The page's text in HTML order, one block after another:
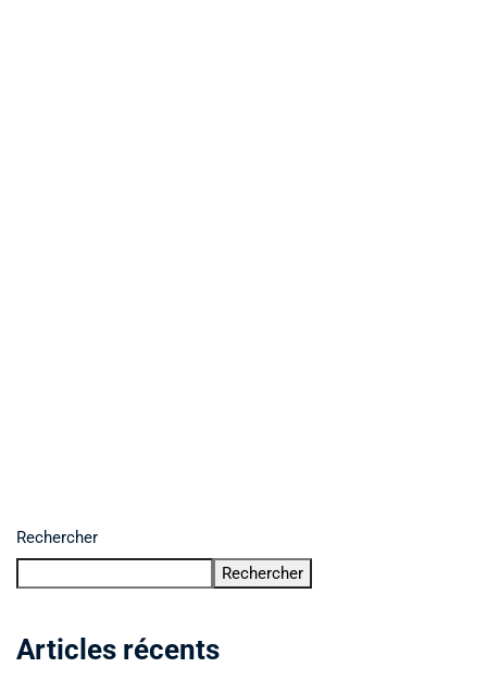
Rechercher
Rechercher
Articles récents